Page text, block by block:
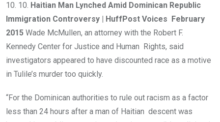
10. 10. Haitian Man Lynched Amid Dominican Republic
Immigration Controversy | HuffPost Voices February
2015 Wade McMullen, an attorney with the Robert F.
Kennedy Center for Justice and Human Rights, said
investigators appeared to have discounted race as a motive
in Tulile’s murder too quickly.
“For the Dominican authorities to rule out racism as a factor
less than 24 hours after a man of Haitian descent was